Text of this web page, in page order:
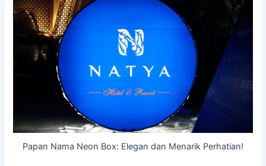
Papan Nama Neon Box: Elegan dan Menarik Perhatian!